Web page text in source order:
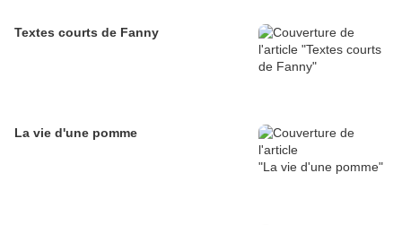
Textes courts de Fanny
La vie d'une pomme